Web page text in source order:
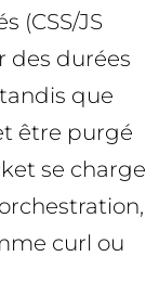
(CSS/JS
des durées
que
être purgé
se charge
curl ou